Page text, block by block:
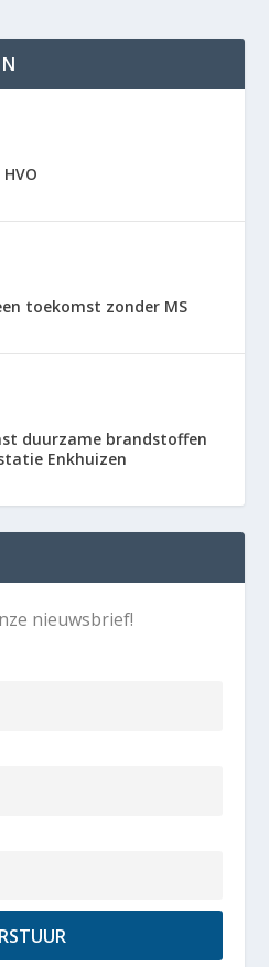
toekomst zonder MS
duurzame brandstoffen
Enkhuizen
nieuwsbrief!